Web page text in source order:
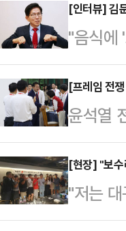
다."경
국민의
은
푸른 셔
선 김
당 대…
[인터뷰] 김
"음식에
어야, 발
고, 더
같이하
보는 6
대회 변
한 목소
김 후보
[프레임 전
윤석열
의힘은 '
정부·
히고 있
새로운
[현장] "보수
"저는
하는 정